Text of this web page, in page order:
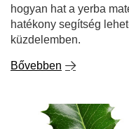
hogyan hat a yerba
hatékony segítség
küzdelemben.
Bővebben